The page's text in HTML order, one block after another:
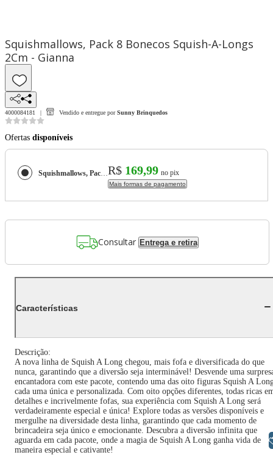
Squishmallows, Pack 8 Bonecos Squish-A-Longs
2Cm - Gianna
4000084181 Vendido e entregue por Sunny Brinquedos
Ofertas disponíveis
Squishmallows, Pack 8 Bonecos Squish-A-Longs 2Cm - GiannaR$ 169,99 no pix
Mais formas de pagamento
Consultar Entrega e retira
Características
Descrição:
A nova linha de Squish A Long chegou, mais fofa e diversificada do que
nunca, garantindo que a diversão seja interminável! Desvende uma
encantadora com este pacote, contendo uma das oito figuras Squish A
cada uma única e personalizada. Com oito opções diferentes, todas ricas
detalhes e incrivelmente fofas, sua experiência com Squish A Long será
verdadeiramente especial e única! Explore todas as versões disponíveis e
mergulhe na diversidade desta linha, garantindo que cada momento de
brincadeira seja único e emocionante. Descubra a diversão infinita que
aguarda em cada pacote, onde a magia de Squish A Long ganha vida de
maneira especial e cativante!
Libras